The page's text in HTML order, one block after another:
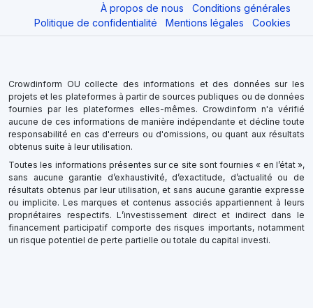
À propos de nous
Conditions générales
Politique de confidentialité
Mentions légales Cookies
Crowdinform OU collecte des informations et des données sur les
projets et les plateformes à partir de sources publiques ou de données
fournies par les plateformes elles-mêmes. Crowdinform n'a vérifié
aucune de ces informations de manière indépendante et décline toute
responsabilité en cas d'erreurs ou d'omissions, ou quant aux résultats
obtenus suite à leur utilisation.
Toutes les informations présentes sur ce site sont fournies « en l’état »,
sans aucune garantie d’exhaustivité, d’exactitude, d’actualité ou de
résultats obtenus par leur utilisation, et sans aucune garantie expresse
ou implicite. Les marques et contenus associés appartiennent à leurs
propriétaires respectifs. L’investissement direct et indirect dans le
financement participatif comporte des risques importants, notamment
un risque potentiel de perte partielle ou totale du capital investi.